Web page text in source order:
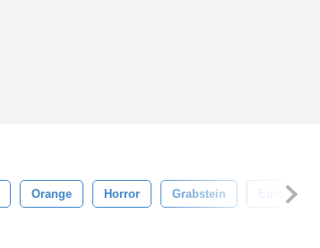
Orange Horror Grabstein